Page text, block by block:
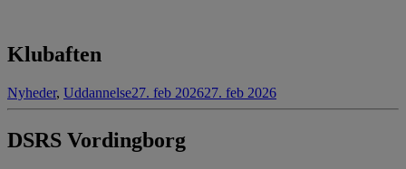
Klubaften
Nyheder, Uddannelse27. feb 202627. feb 2026
DSRS Vordingborg